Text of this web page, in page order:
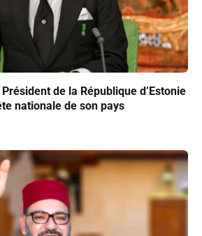
de la République d’Estonie
nationale de son pays